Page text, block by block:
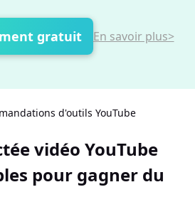
gratuit En savoir plus>
d'outils YouTube
vidéo YouTube
pour gagner du